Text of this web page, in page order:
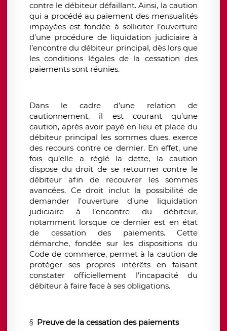
contre le débiteur défaillant. Ainsi, la caution
qui a procédé au paiement des mensualités
impayées est fondée à solliciter l’ouverture
d’une procédure de liquidation judiciaire à
l’encontre du débiteur principal, dès lors que
les conditions légales de la cessation des
paiements sont réunies.
Dans le cadre d’une relation de
cautionnement, il est courant qu’une
caution, après avoir payé en lieu et place du
débiteur principal les sommes dues, exerce
des recours contre ce dernier. En effet, une
fois qu’elle a réglé la dette, la caution
dispose du droit de se retourner contre le
débiteur afin de recouvrer les sommes
avancées. Ce droit inclut la possibilité de
demander l’ouverture d’une liquidation
judiciaire à l’encontre du débiteur,
notamment lorsque ce dernier est en état
de cessation des paiements. Cette
démarche, fondée sur les dispositions du
Code de commerce, permet à la caution de
protéger ses propres intérêts en faisant
constater officiellement l’incapacité du
débiteur à faire face à ses obligations.
§ Preuve de la cessation des paiements